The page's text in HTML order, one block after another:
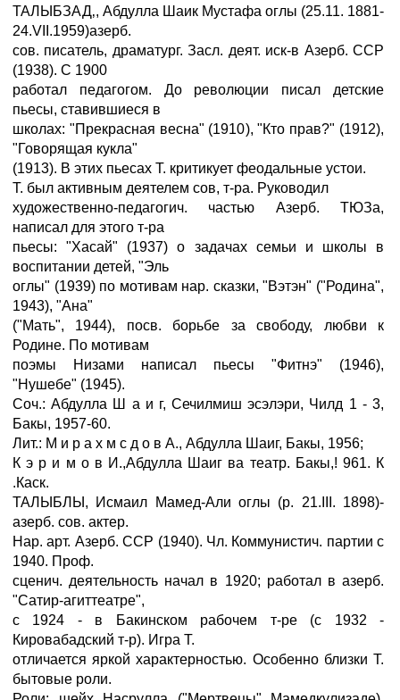
ТАЛЫБЗАД‚, Абдулла Шаик Мустафа оглы (25.11. 1881-
24.VII.1959)азерб.
сов. писатель, драматург. Засл. деят. иск-в Азерб. ССР
(1938). С 1900
работал педагогом. До революции писал детские
пьесы, ставившиеся в
школах: "Прекрасная весна" (1910), "Кто прав?" (1912),
"Говорящая кукла"
(1913). В этих пьесах Т. критикует феодальные устои.
Т. был активным деятелем сов, т-ра. Руководил
художественно-педагогич. частью Азерб. ТЮЗа,
написал для этого т-ра
пьесы: "Хасай" (1937) о задачах семьи и школы в
воспитании детей, "Эль
оглы" (1939) по мотивам нар. сказки, "Вэтэн" ("Родина",
1943), "Ана"
("Мать", 1944), посв. борьбе за свободу, любви к
Родине. По мотивам
поэмы Низами написал пьесы "Фитнэ" (1946),
"Нушебе" (1945).
Соч.: Абдулла Ш а и г, Сечилмиш эсэлэри, Чилд 1 - 3,
Бакы, 1957-60.
Лит.: М и р а х м с д о в А., Абдулла Шаиг, Бакы, 1956;
К э р и м о в И.,Абдулла Шаиг ва театр. Бакы,! 961. К
.Каск.
ТАЛЫБЛЫ, Исмаил Мамед-Али оглы (р. 21.III. 1898)-
азерб. сов. актер.
Нар. арт. Азерб. ССР (1940). Чл. Коммунистич. партии с
1940. Проф.
сценич. деятельность начал в 1920; работал в азерб.
"Сатир-агиттеатре",
с 1924 - в Бакинском рабочем т-ре (с 1932 -
Кировабадский т-р). Игра Т.
отличается яркой характерностью. Особенно близки Т.
бытовые роли.